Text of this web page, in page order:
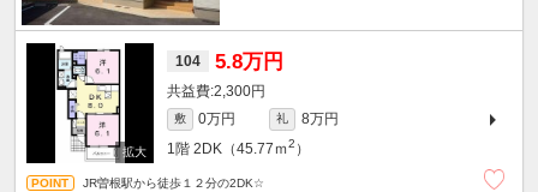
104 5.8万円
2,300円
敷 0万円 礼
8万円
1階 2DK（45.77ｍ2 ）
JR曽根駅から徒歩１２分の2DK☆